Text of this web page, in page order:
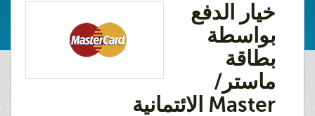
خيار الدفع
بواسطة
بطاقة
ماستر/
Master الائتمانية